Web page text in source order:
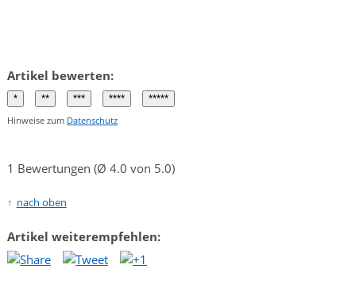
Artikel bewerten:
Hinweise zum Datenschutz
1 Bewertungen (Ø 4.0 von 5.0)
nach oben
Artikel weiterempfehlen: